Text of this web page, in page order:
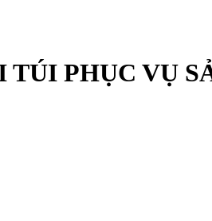
PHỤC VỤ